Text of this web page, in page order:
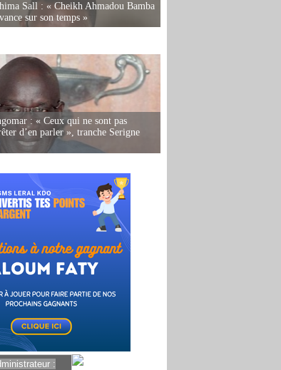
Sall : « Cheikh Ahmadou Bamba
sur son temps »
: « Ceux qui ne sont pas
d’en parler », tranche Serigne
: